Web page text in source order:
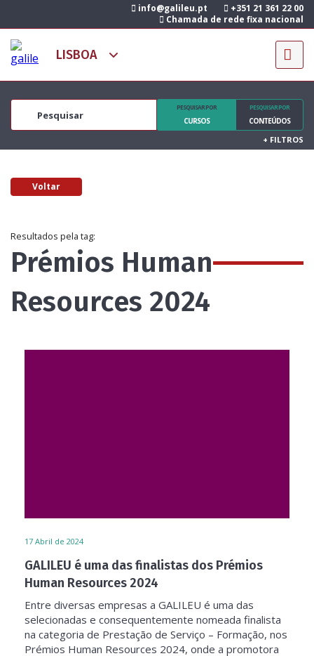
info@galileu.pt
+351 21 361 22 00
Chamada de rede fixa nacional
PESQUISAR POR
CURSOS
PESQUISAR POR
CONTEÚDOS
+ FILTROS
Voltar
Resultados pela tag:
Prémios Human
Resources 2024
17 Abril de 2024
GALILEU é uma das finalistas dos Prémios
Human Resources 2024
Entre diversas empresas a GALILEU é uma das
selecionadas e consequentemente nomeada finalista
na categoria de Prestação de Serviço – Formação, nos
Prémios Human Resources 2024, onde a promotora